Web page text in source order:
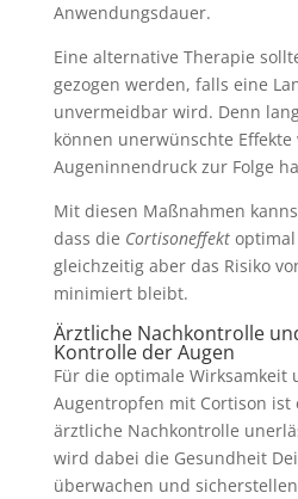
Anwendungsdauer.
Eine alternative Therapie
gezogen werden, falls eine
unvermeidbar wird. Denn
können unerwünschte
Augeninnendruck zur Folge
Mit diesen Maßnahmen
dass die Cortisoneffektoptimal
gleichzeitig aber das Risiko
minimiert bleibt.
Ärztliche Nachkontrolle
Kontrolle der Augen
Für die optimale Wirksamkeit
Augentropfen mit Cortison ist
ärztliche Nachkontrolle
wird dabei die Gesundheit
überwachen und